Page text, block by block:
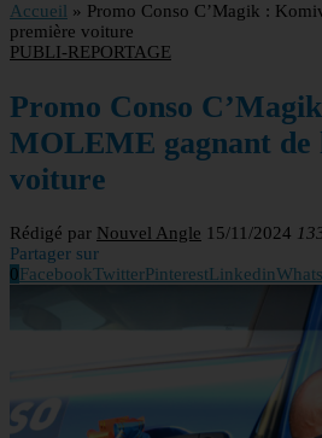
Accueil » Promo Conso C’Magik :
première voiture
PUBLI-REPORTAGE
Promo Conso
MOLEME gagnant de
voiture
Rédigé par Nouvel Angle 15/11/2024
Partager sur
0FacebookTwitterPinterestLinkedin